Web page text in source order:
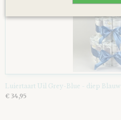
Luiertaart Uil Grey-Blue - diep Blauw
€ 34,95